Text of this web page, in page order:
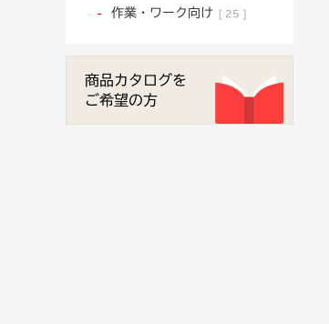
作業・ワーク向け 25
商品カタログを
ご希望の方